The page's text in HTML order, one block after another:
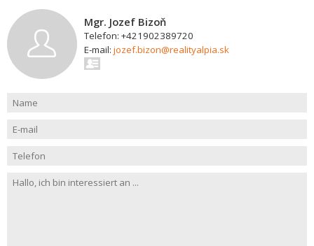
Mgr. Jozef Bizoň
Telefon: +421902389720
E-mail: jozef.bizon@realityalpia.sk